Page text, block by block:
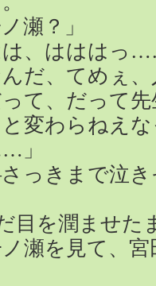
ノ瀬？」
は、ははは
んだ、てめぇ
って、だって
変わらねえ
」
っきまで泣き
目を潤ませた
ノ瀬を見て、